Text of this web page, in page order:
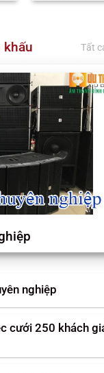
Tất
nghiệp
cưới 250 khách